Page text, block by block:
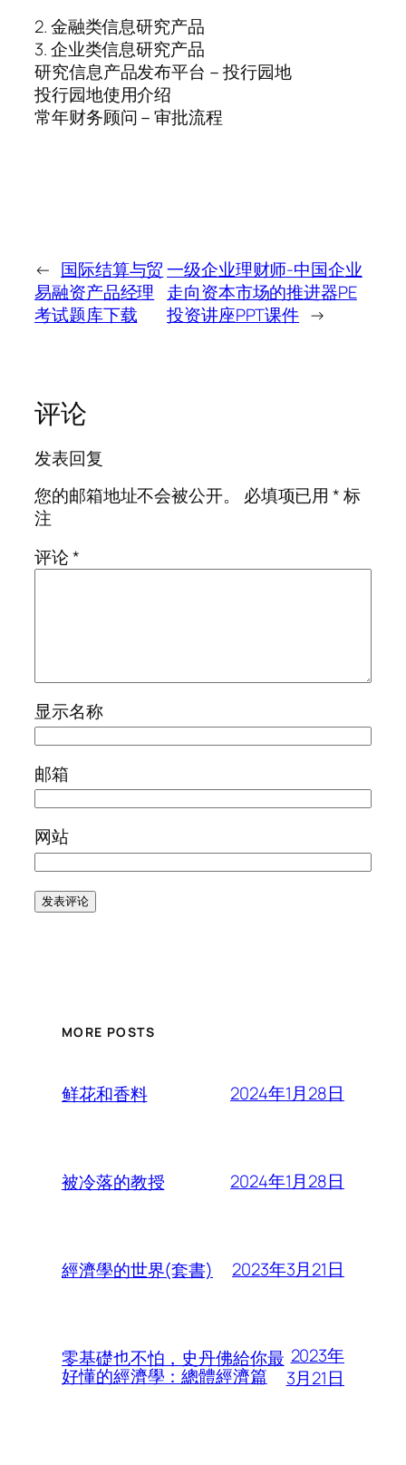
2. 金融类信息研究产品
3. 企业类信息研究产品
研究信息产品发布平台－投行园地
投行园地使用介绍
常年财务顾问－审批流程
← 国际结算与贸
易融资产品经理
考试题库下载
一级企业理财师-中国企业
走向资本市场的推进器PE
投资讲座PPT课件 →
评论
发表回复
您的邮箱地址不会被公开。
必填项已用*标
注
评论*
显示名称
邮箱
网站
MORE POSTS
鲜花和香料 2024年1月28日
被冷落的教授 2024年1月28日
經濟學的世界(套書) 2023年3月21日
零基礎也不怕，史丹佛給你最
好懂的經濟學：總體經濟篇
2023年
3月21日